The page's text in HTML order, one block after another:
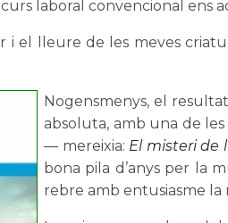
laboral convencional ens
i el lleure de les meves
Nogensmenys, el
absoluta, amb una de
— mereixia: El misteri de
bona pila d’anys per la
rebre amb entusiasme la